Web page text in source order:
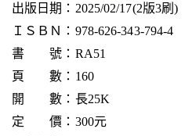
出版日期：2025/02/17(2版3刷)
ＩＳＢＮ：978-626-343-794-4
書 號：RA51
頁 數：160
開 數：長25K
定 價：300元